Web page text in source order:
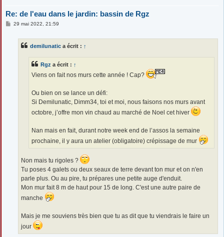
Re: de l'eau dans le jardin: bassin de Rgz
M29 mai 2022, 21:59
demilunatic a écrit : ↑
Rgz a écrit : ↑
Viens on fait nos murs cette année ! Cap?
Ou bien on se lance un défi:
Si Demilunatic, Dimm34, toi et moi, nous faisons nos murs avant
octobre, j’offre mon vin chaud au marché de Noel cet hiver
Nan mais en fait, durant notre week end de l’assos la semaine
prochaine, il y aura un atelier (obligatoire) crépissage de mur
Non mais tu rigoles ?
Tu poses 4 galets ou deux seaux de terre devant ton mur et on n'en
parle plus. Ou au pire, tu prépares une petite auge d'enduit.
Mon mur fait 8 m de haut pour 15 de long. C'est une autre paire de
manche
Mais je me souviens très bien que tu as dit que tu viendrais le faire un
jour